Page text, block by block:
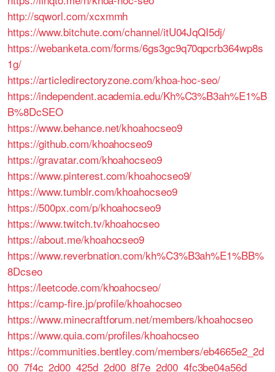
http://sqworl.com/xcxmmh
https://www.bitchute.com/channel/itU04JqQI5dj/
https://webanketa.com/forms/6gs3gc9q70qpcrb364wp8s
1g/
https://articledirectoryzone.com/khoa-hoc-seo/
https://independent.academia.edu/Kh%C3%B3ah%E1%B
B%8DcSEO
https://www.behance.net/khoahocseo9
https://github.com/khoahocseo9
https://gravatar.com/khoahocseo9
https://www.pinterest.com/khoahocseo9/
https://www.tumblr.com/khoahocseo9
https://500px.com/p/khoahocseo9
https://www.twitch.tv/khoahocseo
https://about.me/khoahocseo9
https://www.reverbnation.com/kh%C3%B3ah%E1%BB%
8Dcseo
https://leetcode.com/khoahocseo/
https://camp-fire.jp/profile/khoahocseo
https://www.minecraftforum.net/members/khoahocseo
https://www.quia.com/profiles/khoahocseo
https://communities.bentley.com/members/eb4665e2_2d
00_7f4c_2d00_425d_2d00_8f7e_2d00_4fc3be04a56d